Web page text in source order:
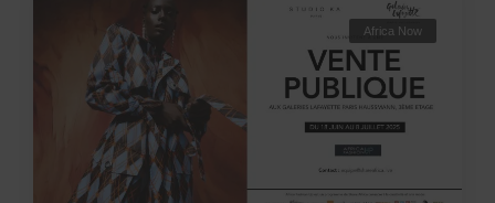
Africa Now